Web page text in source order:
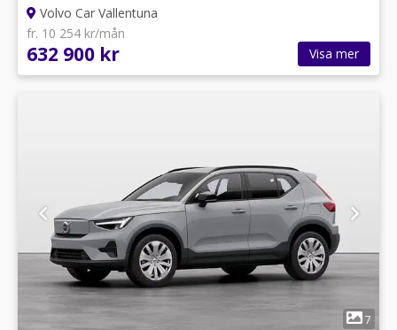
Volvo Car Vallentuna
fr. 10 254 kr/mån
632 900 kr Visa mer
7